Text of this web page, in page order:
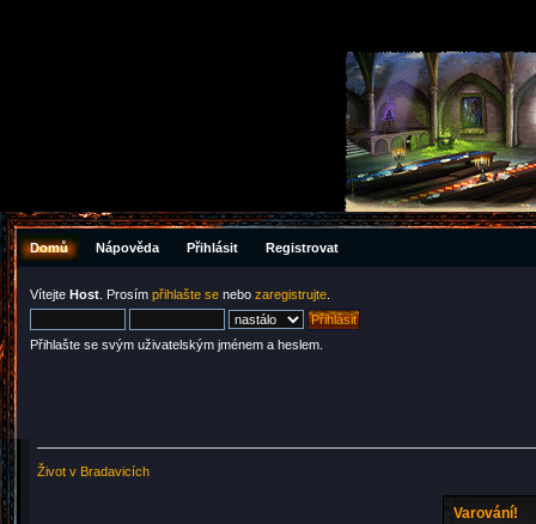
Domů Nápověda Přihlásit Registrovat
Vítejte Host . Prosím přihlašte se nebo zaregistrujte
Přihlašte se svým uživatelským jménem a heslem.
Život v Bradavicích
Varování!